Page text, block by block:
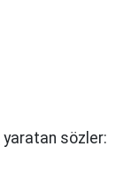
yaratan sözler: